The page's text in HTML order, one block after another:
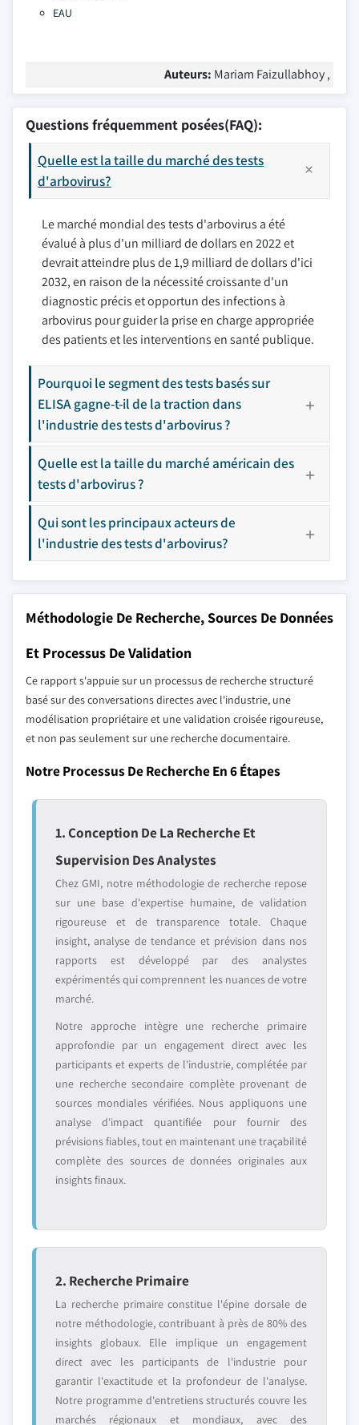
EAU
Auteurs: Mariam Faizullabhoy ,
Questions fréquemment posées(FAQ):
Quelle est la taille du marché des tests
d'arbovirus?
Le marché mondial des tests d'arbovirus a été
évalué à plus d'un milliard de dollars en 2022 et
devrait atteindre plus de 1,9 milliard de dollars d'ici
2032, en raison de la nécessité croissante d'un
diagnostic précis et opportun des infections à
arbovirus pour guider la prise en charge appropriée
des patients et les interventions en santé publique.
Pourquoi le segment des tests basés sur
ELISA gagne-t-il de la traction dans
l'industrie des tests d'arbovirus ?
Quelle est la taille du marché américain des
tests d'arbovirus ?
Qui sont les principaux acteurs de
l'industrie des tests d'arbovirus?
Méthodologie De Recherche, Sources De Données
Et Processus De Validation
Ce rapport s'appuie sur un processus de recherche structuré
basé sur des conversations directes avec l'industrie, une
modélisation propriétaire et une validation croisée rigoureuse,
et non pas seulement sur une recherche documentaire.
Notre Processus De Recherche En 6 Étapes
1. Conception De La Recherche Et
Supervision Des Analystes
Chez GMI, notre méthodologie de recherche repose
sur une base d'expertise humaine, de validation
rigoureuse et de transparence totale. Chaque
insight, analyse de tendance et prévision dans nos
rapports est développé par des analystes
expérimentés qui comprennent les nuances de votre
marché.
Notre approche intègre une recherche primaire
approfondie par un engagement direct avec les
participants et experts de l'industrie, complétée par
une recherche secondaire complète provenant de
sources mondiales vérifiées. Nous appliquons une
analyse d'impact quantifiée pour fournir des
prévisions fiables, tout en maintenant une traçabilité
complète des sources de données originales aux
insights finaux.
2. Recherche Primaire
La recherche primaire constitue l'épine dorsale de
notre méthodologie, contribuant à près de 80% des
insights globaux. Elle implique un engagement
direct avec les participants de l'industrie pour
garantir l'exactitude et la profondeur de l'analyse.
Notre programme d'entretiens structurés couvre les
marchés régionaux et mondiaux, avec des